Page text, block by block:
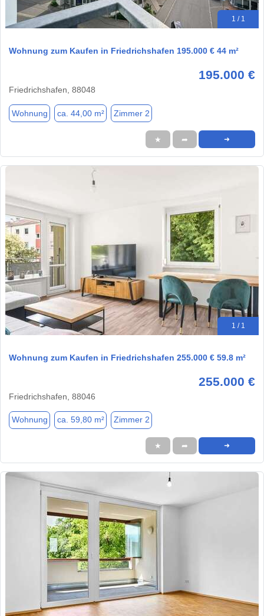
1 / 1
Wohnung zum Kaufen in Friedrichshafen 195.000 € 44 m²
195.000 €
Friedrichshafen, 88048
Wohnung ca. 44,00 m² Zimmer 2
★ ➦ ➜
1 / 1
Wohnung zum Kaufen in Friedrichshafen 255.000 € 59.8 m²
255.000 €
Friedrichshafen, 88046
Wohnung ca. 59,80 m² Zimmer 2
★ ➦ ➜